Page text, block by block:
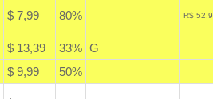
$ 7,99 80% R$
$ 13,39 33% G
$ 9,99
50%